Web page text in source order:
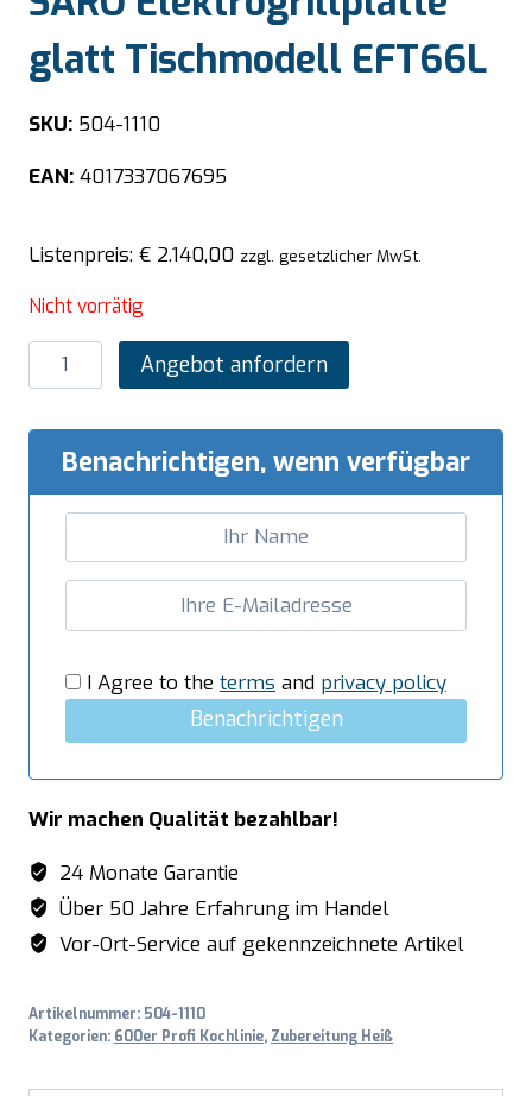
glatt Tischmodell EFT66L
SKU: 504-1110
EAN: 4017337067695
Listenpreis: € 2.140,00 zzgl. gesetzlicher MwSt.
Nicht vorrätig
SARO
Elektrogrillplatte
Tischmodell
Menge
Angebot anfordern
Benachrichtigen, wenn verfügbar
I Agree to the terms and privacy policy
Benachrichtigen
Wir machen Qualität bezahlbar!
24 Monate Garantie
Über 50 Jahre Erfahrung im Handel
Vor-Ort-Service auf gekennzeichnete Artikel
Artikelnummer: 504-1110
Kategorien: 600er Profi Kochlinie, Zubereitung Heiß